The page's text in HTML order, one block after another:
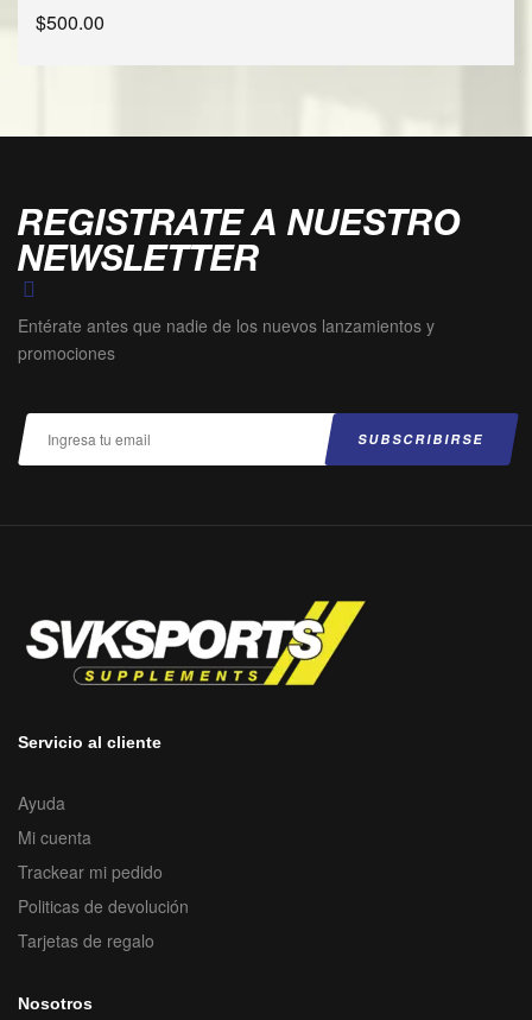
$500.00
REGISTRATE A NUESTRO
NEWSLETTER
Entérate antes que nadie de los nuevos lanzamientos y
promociones
Servicio al cliente
Ayuda
Mi cuenta
Trackear mi pedido
Politicas de devolución
Tarjetas de regalo
Nosotros